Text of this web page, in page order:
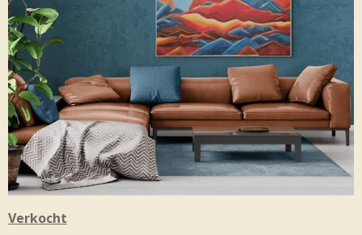
Verkocht